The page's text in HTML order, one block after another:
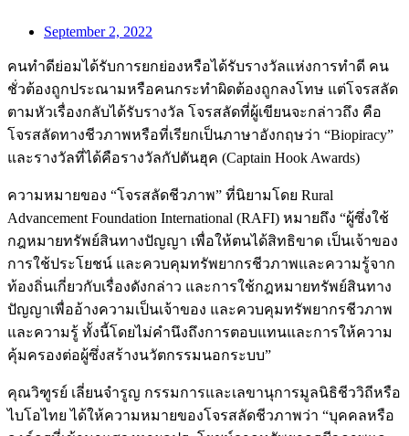
September 2, 2022
คนทำดีย่อมได้รับการยกย่องหรือได้รับรางวัลแห่งการทำดี คน
ชั่วต้องถูกประณามหรือคนกระทำผิดต้องถูกลงโทษ แต่โจรสลัด
ตามหัวเรื่องกลับได้รับรางวัล โจรสลัดที่ผู้เขียนจะกล่าวถึง คือ
โจรสลัดทางชีวภาพหรือที่เรียกเป็นภาษาอังกฤษว่า “Biopiracy”
และรางวัลที่ได้คือรางวัลกัปตันฮุค (Captain Hook Awards)
ความหมายของ “โจรสลัดชีวภาพ” ที่นิยามโดย Rural
Advancement Foundation International (RAFI) หมายถึง “ผู้ซึ่งใช้
กฎหมายทรัพย์สินทางปัญญา เพื่อให้ตนได้สิทธิขาด เป็นเจ้าของ
การใช้ประโยชน์ และควบคุมทรัพยากรชีวภาพและความรู้จาก
ท้องถิ่นเกี่ยวกับเรื่องดังกล่าว และการใช้กฎหมายทรัพย์สินทาง
ปัญญาเพื่ออ้างความเป็นเจ้าของ และควบคุมทรัพยากรชีวภาพ
และความรู้ ทั้งนี้โดยไม่คำนึงถึงการตอบแทนและการให้ความ
คุ้มครองต่อผู้ซึ่งสร้างนวัตกรรมนอกระบบ”
คุณวิฑูรย์ เลี่ยนจำรูญ กรรมการและเลขานุการมูลนิธิชีววิถีหรือ
ไบโอไทย ได้ให้ความหมายของโจรสลัดชีวภาพว่า “บุคคลหรือ